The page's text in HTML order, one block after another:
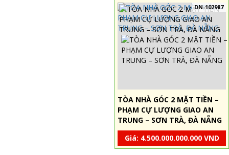
DN-102987
TÒA NHÀ GÓC 2 MẶT TIỀN –
PHẠM CỰ LƯỢNG GIAO AN
TRUNG – SƠN TRÀ, ĐÀ NẴNG
Giá: 4.500.000.000.000 VND